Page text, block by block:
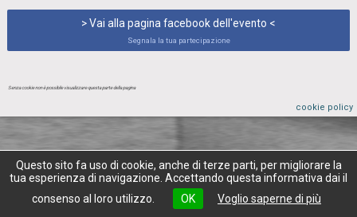
Questo sito fa uso di cookie, anche di terze parti, per migliorare la
tua esperienza di navigazione. Accettando questa informativa dai il
consenso al loro utilizzo.
OK Voglio saperne di più
> Vai alla pagina facebook dell'evento <
Segnala la tua partecipazione
Senza cookie non è possibile visualizzare questa parte della pagina
cookie policy